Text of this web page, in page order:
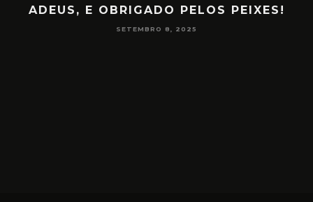
ADEUS, E OBRIGADO PELOS PEIXES!
SETEMBRO 8, 2025